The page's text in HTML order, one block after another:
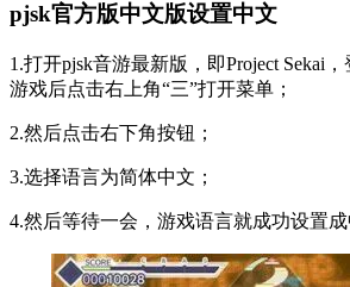
pjsk官方版中文版设置中文
1.打开pjsk音游最新版，即Project Sekai
游戏后点击右上角“三”打开菜单；
2.然后点击右下角按钮；
3.选择语言为简体中文；
4.然后等待一会，游戏语言就成功设置成